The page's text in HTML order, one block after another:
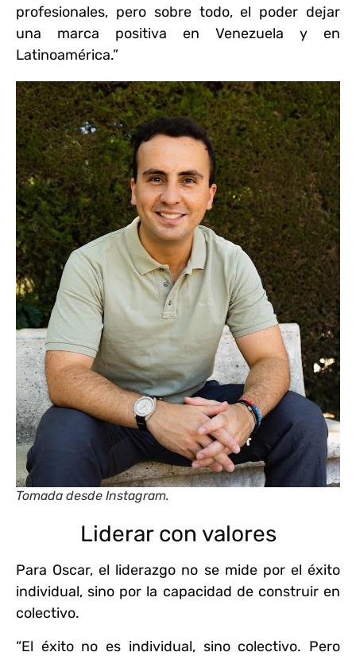
profesionales, pero sobre todo, el poder dejar
una marca positiva en Venezuela y en
Latinoamérica.”
Tomada desde Instagram.
Liderar con valores
Para Oscar, el liderazgo no se mide por el éxito
individual, sino por la capacidad de construir en
colectivo.
“El éxito no es individual, sino colectivo. Pero